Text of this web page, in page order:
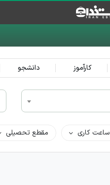
کارآموز دانشجو
ساعت کاری مقطع تحصیلی